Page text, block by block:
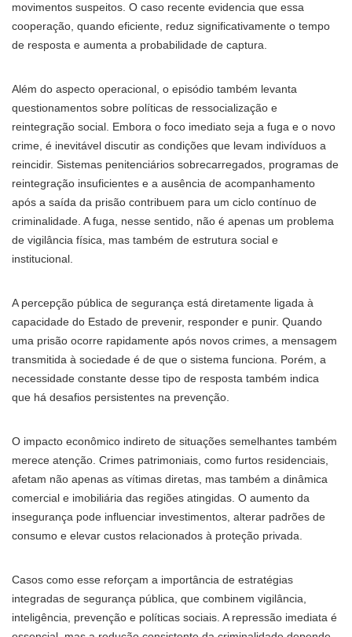
movimentos suspeitos. O caso recente evidencia que essa
cooperação, quando eficiente, reduz significativamente o tempo
de resposta e aumenta a probabilidade de captura.
Além do aspecto operacional, o episódio também levanta
questionamentos sobre políticas de ressocialização e
reintegração social. Embora o foco imediato seja a fuga e o novo
crime, é inevitável discutir as condições que levam indivíduos a
reincidir. Sistemas penitenciários sobrecarregados, programas de
reintegração insuficientes e a ausência de acompanhamento
após a saída da prisão contribuem para um ciclo contínuo de
criminalidade. A fuga, nesse sentido, não é apenas um problema
de vigilância física, mas também de estrutura social e
institucional.
A percepção pública de segurança está diretamente ligada à
capacidade do Estado de prevenir, responder e punir. Quando
uma prisão ocorre rapidamente após novos crimes, a mensagem
transmitida à sociedade é de que o sistema funciona. Porém, a
necessidade constante desse tipo de resposta também indica
que há desafios persistentes na prevenção.
O impacto econômico indireto de situações semelhantes também
merece atenção. Crimes patrimoniais, como furtos residenciais,
afetam não apenas as vítimas diretas, mas também a dinâmica
comercial e imobiliária das regiões atingidas. O aumento da
insegurança pode influenciar investimentos, alterar padrões de
consumo e elevar custos relacionados à proteção privada.
Casos como esse reforçam a importância de estratégias
integradas de segurança pública, que combinem vigilância,
inteligência, prevenção e políticas sociais. A repressão imediata é